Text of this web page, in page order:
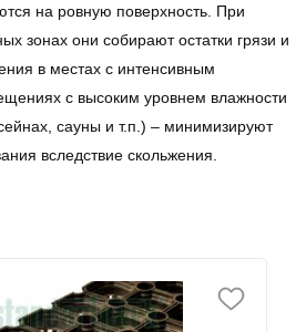
на ровную поверхность. При
зонах они собирают остатки грязи и
в местах с интенсивным
с высоким уровнем влажности
сауны и т.п.) – минимизируют
вследствие скольжения.